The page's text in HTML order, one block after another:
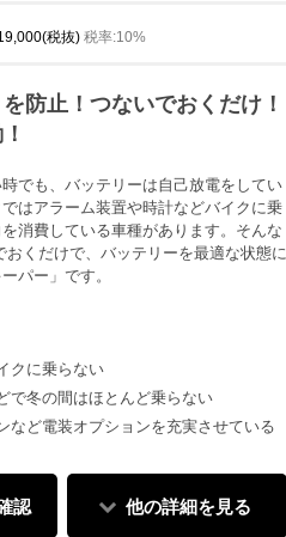
税抜) 税率:10%
防止！つないでおくだけ！
でも、バッテリーは自己放電をしてい
はアラーム装置や時計などバイクに乗
消費している車種があります。そんな
おくだけで、バッテリーを最適な状態に
パー」です。
クに乗らない
で冬の間はほとんど乗らない
など電装オプションを充実させている
認 他の詳細を見る